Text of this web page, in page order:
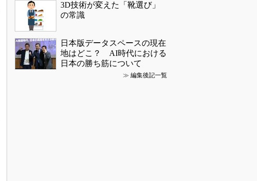
3D技術が変えた「靴選び」
の常識
日本版データスペースの現在
地はどこ？ AI時代における
日本の勝ち筋について
≫ 編集後記一覧